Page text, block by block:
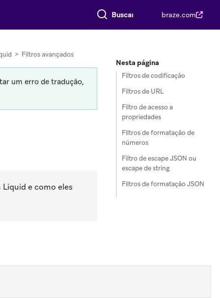
Buscar tudo braze.com
> Filtros avançados
um erro de tradução,
e como eles
Nesta página
Filtros de codificação
Filtros de URL
Filtro de acesso a
propriedades
Filtros de formatação de
números
Filtro de escape JSON ou
escape de string
Filtros de formatação JSON